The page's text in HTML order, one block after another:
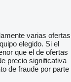
varias ofertas
elegido. Si el
que el de ofertas
precio significativa
de fraude por parte